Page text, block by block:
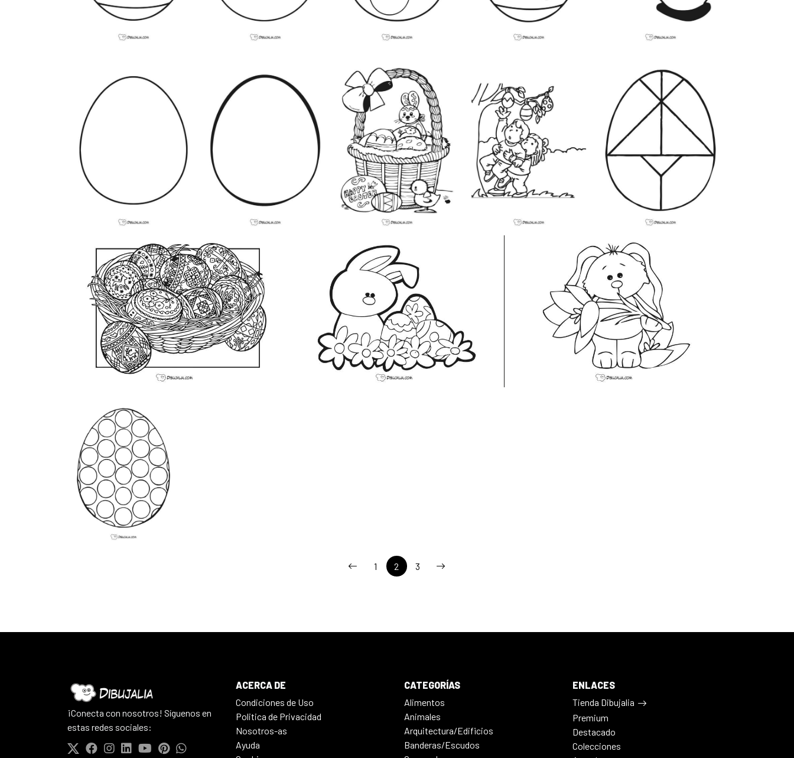
1 2 3
¡Conecta con nosotros! Síguenos en
estas redes sociales:
ACERCA DE
Condiciones de Uso
Politica de Privacidad
Nosotros-as
Ayuda
CATEGORÍAS
Alimentos
Animales
Arquitectura/Edificios
Banderas/Escudos
ENLACES
Tienda Dibujalia
Premium
Destacado
Colecciones